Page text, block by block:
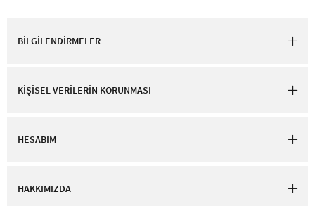
BİLGİLENDİRMELER
KİŞİSEL VERİLERİN KORUNMASI
HESABIM
HAKKIMIZDA